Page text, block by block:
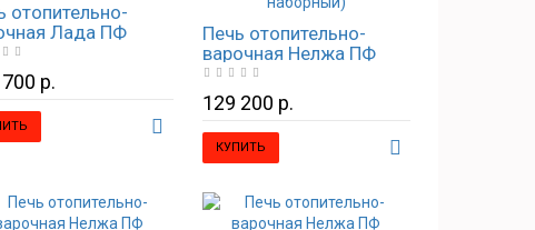
отопительно-
Лада ПФ
р.
Печь отопительно-
варочная Нелжа ПФ
("Окаменевшее дерево"
наборный)
129 200 р.
КУПИТЬ